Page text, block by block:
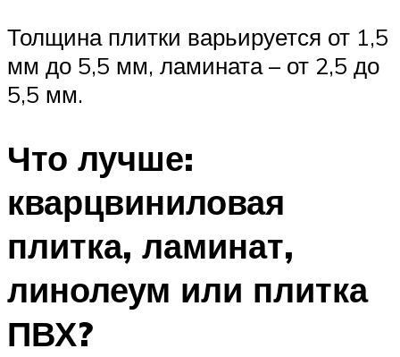
Толщина плитки варьируется от 1,5
мм до 5,5 мм, ламината – от 2,5 до
5,5 мм.
Что лучше:
кварцвиниловая
плитка, ламинат,
линолеум или плитка
ПВХ?